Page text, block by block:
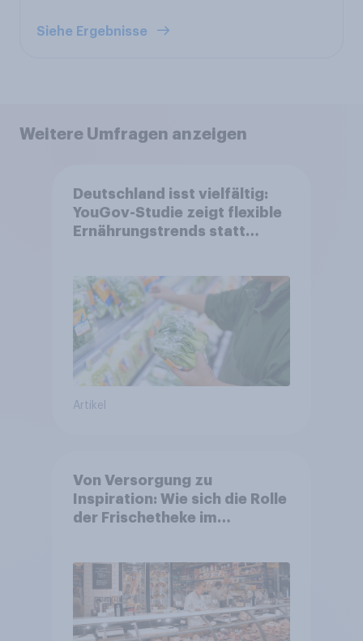
Siehe Ergebnisse
Weitere Umfragen anzeigen
Deutschland isst vielfältig:
YouGov-Studie zeigt flexible
Ernährungstrends statt
Artikel
Von Versorgung zu
Inspiration: Wie sich die Rolle
der Frischetheke im